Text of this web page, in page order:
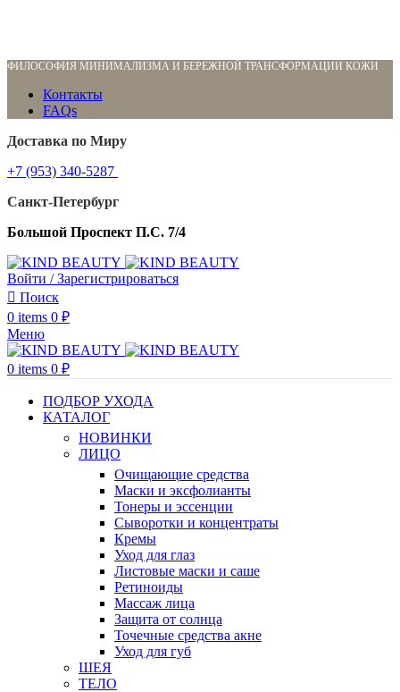
ФИЛОСОФИЯ МИНИМАЛИЗМА И БЕРЕЖНОЙ ТРАНСФОРМАЦИИ КОЖИ
Контакты
FAQs
Доставка по Миру
+7 (953) 340-5287
Санкт-Петербург
Большой Проспект П.С. 7/4
Войти / Зарегистрироваться
Поиск
0 items 0 ₽
Меню
0 items 0 ₽
ПОДБОР УХОДА
КАТАЛОГ
НОВИНКИ
ЛИЦО
Очищающие средства
Маски и эксфолианты
Тонеры и эссенции
Сыворотки и концентраты
Кремы
Уход для глаз
Листовые маски и саше
Ретиноиды
Массаж лица
Защита от солнца
Точечные средства акне
Уход для губ
ШЕЯ
ТЕЛО